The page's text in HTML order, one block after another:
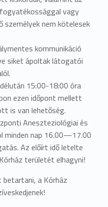
vagy
személyek nem kötelesek
viselni
kommunikáció
siket ápoltak látogatói
15:00-18:00 óra
ezen időpont mellett
is van lehetőség.
Aneszteziológiai és
minden nap 16.00—17.00
Az előírt idő letelte
területét elhagyni!
a Kórház